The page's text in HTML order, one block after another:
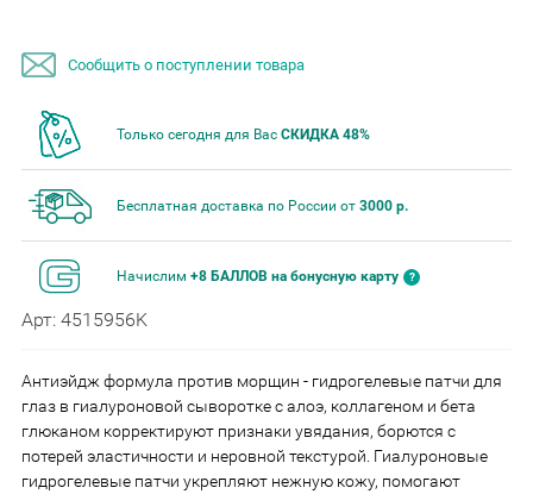
Сообщить о поступлении товара
Только сегодня для Вас СКИДКА 48%
Бесплатная доставка по России от 3000 р.
Начислим +8 БАЛЛОВ на бонусную карту
Арт: 4515956K
Антиэйдж формула против морщин - гидрогелевые патчи для
глаз в гиалуроновой сыворотке с алоэ, коллагеном и бета
глюканом корректируют признаки увядания, борются с
потерей эластичности и неровной текстурой. Гиалуроновые
гидрогелевые патчи укрепляют нежную кожу, помогают